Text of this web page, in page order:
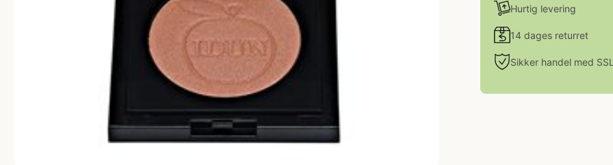
Hurtig levering
14 dages returret
Sikker handel med